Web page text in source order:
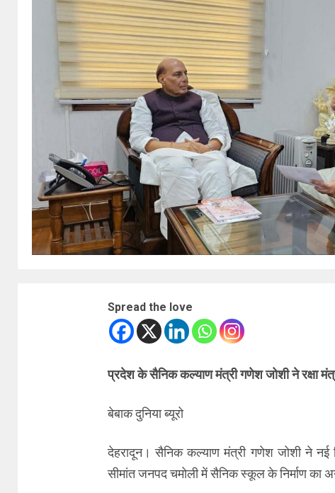
Spread the love
प्रदेश के सैनिक कल्याण मंत्री गणेश जोशी ने रक्षा
बेबाक दुनिया ब्यूरो
देहरादून। सैनिक कल्याण मंत्री गणेश जोशी ने नई
सीमांत जनपद चमोली में सैनिक स्कूल के निर्माण का